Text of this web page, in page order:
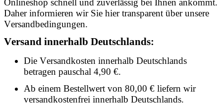
Onlineshop schnell und zuverlässig bei Ihnen ankommt.
Daher informieren wir Sie hier transparent über unsere
Versandbedingungen.
Versand innerhalb Deutschlands:
Die Versandkosten innerhalb Deutschlands
betragen pauschal 4,90 €.
Ab einem Bestellwert von 80,00 € liefern wir
versandkostenfrei innerhalb Deutschlands.